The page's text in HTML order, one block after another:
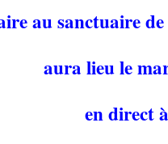
au sanctuaire
aura lieu le
en direct